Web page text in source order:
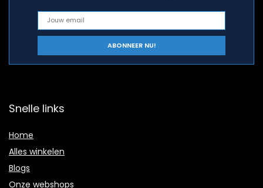
Snelle links
Home
Alles winkelen
Blogs
Onze webshops